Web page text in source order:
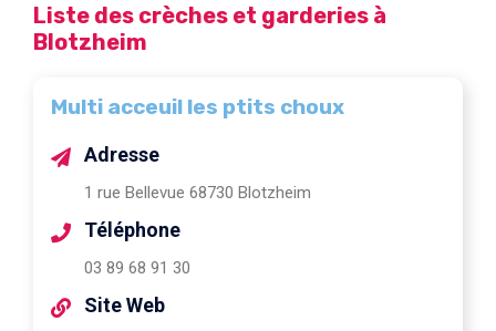
Liste des crèches et garderies à
Blotzheim
Multi acceuil les ptits choux
Adresse
1 rue Bellevue 68730 Blotzheim
Téléphone
03 89 68 91 30
Site Web